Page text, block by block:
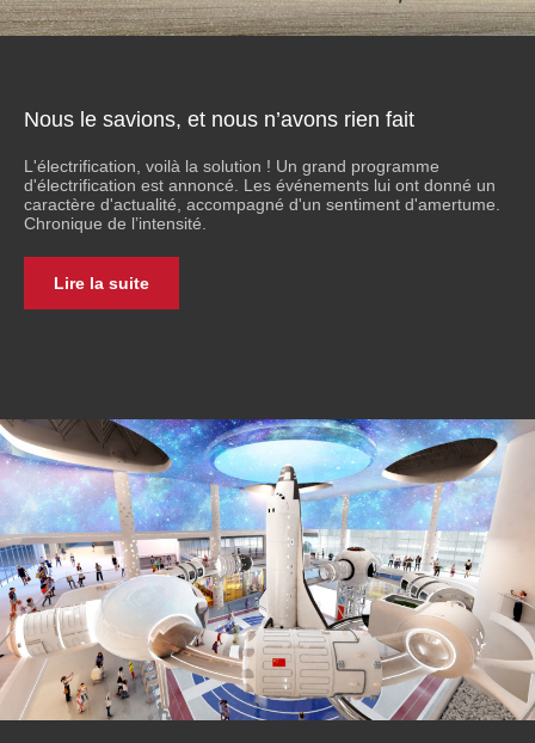
Nous le savions, et nous n’avons rien fait
L'électrification, voilà la solution ! Un grand programme
d'électrification est annoncé. Les événements lui ont donné un
caractère d'actualité, accompagné d'un sentiment d'amertume.
Chronique de l’intensité.
Lire la suite